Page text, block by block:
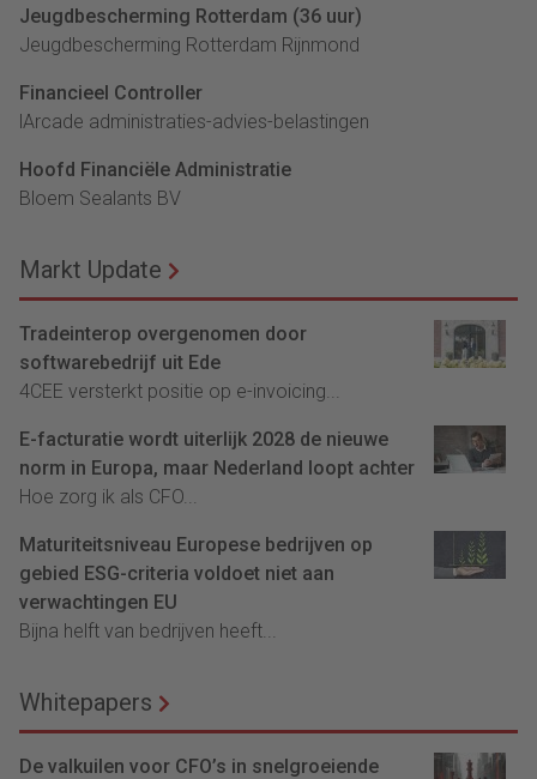
Jeugdbescherming Rotterdam (36 uur)
Jeugdbescherming Rotterdam Rijnmond
Financieel Controller
lArcade administraties-advies-belastingen
Hoofd Financiële Administratie
Bloem Sealants BV
Markt Update
Tradeinterop overgenomen door
softwarebedrijf uit Ede
4CEE versterkt positie op e-invoicing...
E-facturatie wordt uiterlijk 2028 de nieuwe
norm in Europa, maar Nederland loopt achter
Hoe zorg ik als CFO...
Maturiteitsniveau Europese bedrijven op
gebied ESG-criteria voldoet niet aan
verwachtingen EU
Bijna helft van bedrijven heeft...
Whitepapers
De valkuilen voor CFO’s in snelgroeiende